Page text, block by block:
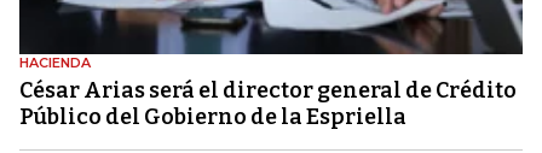
HACIENDA
César Arias será el director general de Crédito
Público del Gobierno de la Espriella